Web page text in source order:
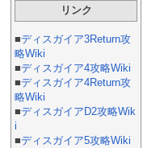
リンク
■ディスガイア3Return攻
略Wiki
■ディスガイア4攻略Wiki
■ディスガイア4Return攻
略Wiki
■ディスガイアD2攻略Wik
i
■ディスガイア5攻略Wiki